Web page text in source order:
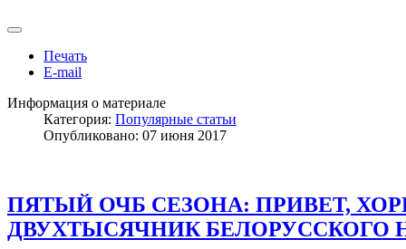
Печать
E-mail
Информация о материале
Категория: Популярные статьи
Опубликовано: 07 июня 2017
ПЯТЫЙ ОЧБ СЕЗОНА: ПРИВЕТ,
ДВУХТЫСЯЧНИК БЕЛОРУССКОГО